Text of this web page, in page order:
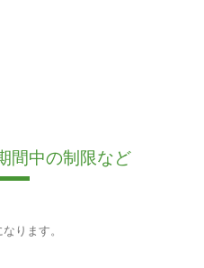
間中の制限など
ります。